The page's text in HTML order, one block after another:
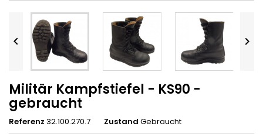
 
Militär Kampfstiefel - KS90 -
gebraucht
Referenz 32.100.270.7 Zustand Gebraucht